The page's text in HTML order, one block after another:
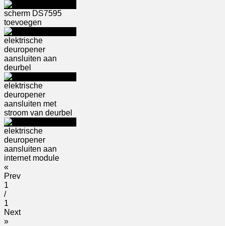
scherm DS7595
toevoegen
elektrische
deuropener
aansluiten aan
deurbel
elektrische
deuropener
aansluiten met
stroom van deurbel
elektrische
deuropener
aansluiten aan
internet module
«
Prev
1
/
1
Next
»